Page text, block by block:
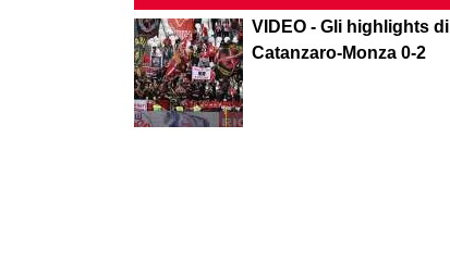
VIDEO - Gli highlights di
Catanzaro-Monza 0-2